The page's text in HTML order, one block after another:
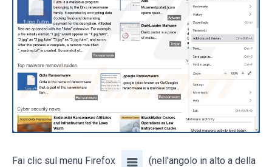
Fai clic sul menu Firefox (nell'angolo in alto a della